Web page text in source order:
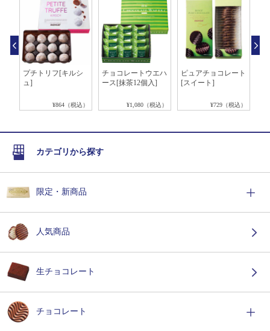
プチトリフ[キルシ
ュ]
¥864（税込）
チョコレートウエハ
ース[抹茶12個入]
¥1,080（税込）
ピュアチョコレート
[スイート]
¥729（税込）
カテゴリから探す
限定・新商品
人気商品
生チョコレート
チョコレート